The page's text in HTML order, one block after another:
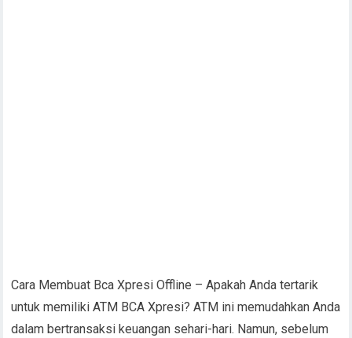
Cara Membuat Bca Xpresi Offline – Apakah Anda tertarik
untuk memiliki ATM BCA Xpresi? ATM ini memudahkan Anda
dalam bertransaksi keuangan sehari-hari. Namun, sebelum